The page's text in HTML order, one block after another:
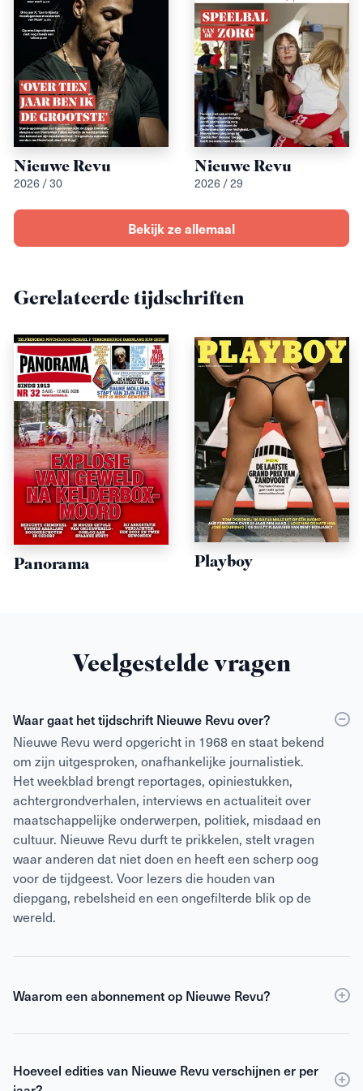
Nieuwe Revu
2026 / 30
Nieuwe Revu
2026 / 29
Bekijk ze allemaal
Gerelateerde tijdschriften
Panorama Playboy
Veelgestelde vragen
Waar gaat het tijdschrift Nieuwe Revu over?
Nieuwe Revu werd opgericht in 1968 en staat bekend
om zijn uitgesproken, onafhankelijke journalistiek.
Het weekblad brengt reportages, opiniestukken,
achtergrondverhalen, interviews en actualiteit over
maatschappelijke onderwerpen, politiek, misdaad en
cultuur. Nieuwe Revu durft te prikkelen, stelt vragen
waar anderen dat niet doen en heeft een scherp oog
voor de tijdgeest. Voor lezers die houden van
diepgang, rebelsheid en een ongefilterde blik op de
wereld.
Waarom een abonnement op Nieuwe Revu?
Eenabonnementop Nieuwe Revu is voordeliger dan
scherpe journalistiek en digitale edities. Je ontvangt
Hoeveel edities van Nieuwe Revu verschijnen er per